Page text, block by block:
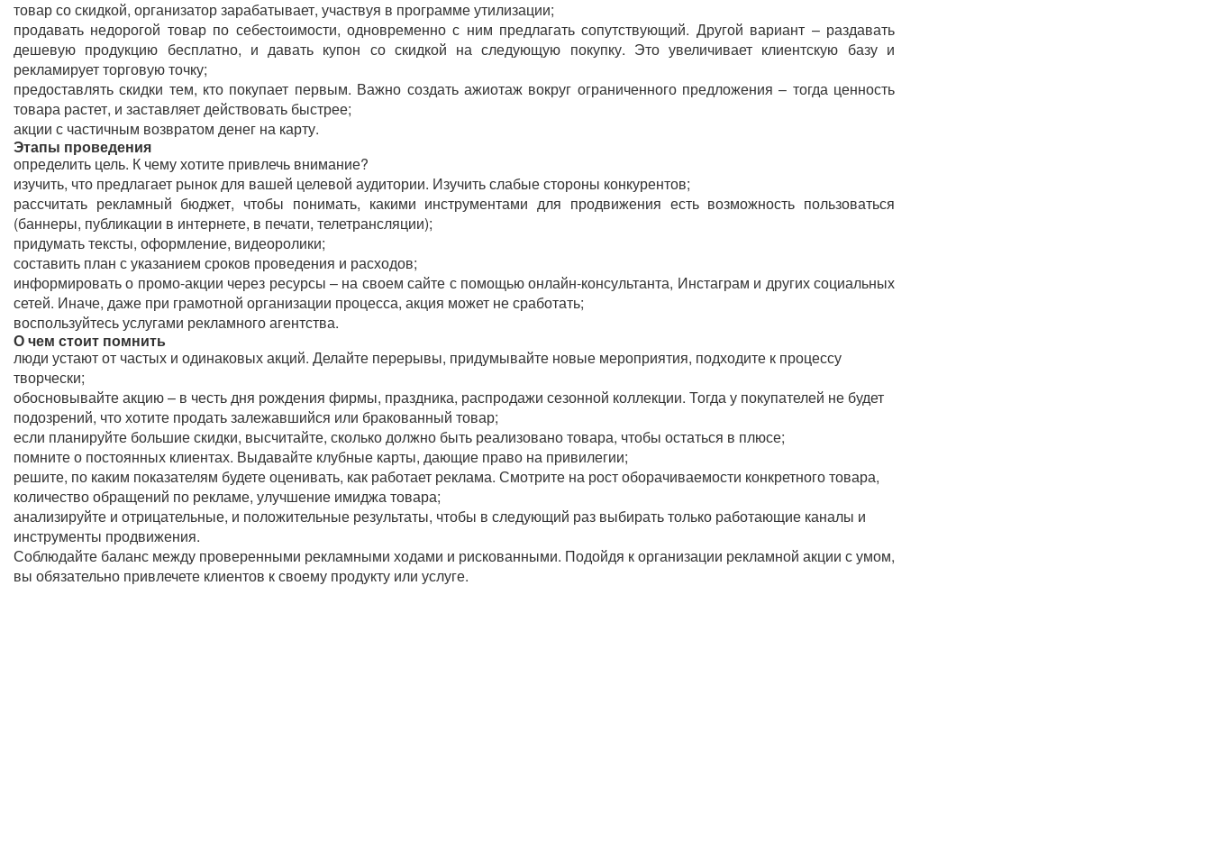
товар со скидкой, организатор зарабатывает, участвуя в программе утилизации;
продавать недорогой товар по себестоимости, одновременно с ним предлагать сопутствующий. Другой вариант – раздавать
дешевую продукцию бесплатно, и давать купон со скидкой на следующую покупку. Это увеличивает клиентскую базу и
рекламирует торговую точку;
предоставлять скидки тем, кто покупает первым. Важно создать ажиотаж вокруг ограниченного предложения – тогда ценность
товара растет, и заставляет действовать быстрее;
акции с частичным возвратом денег на карту.
Этапы проведения
определить цель. К чему хотите привлечь внимание?
изучить, что предлагает рынок для вашей целевой аудитории. Изучить слабые стороны конкурентов;
рассчитать рекламный бюджет, чтобы понимать, какими инструментами для продвижения есть возможность пользоваться
(баннеры, публикации в интернете, в печати, телетрансляции);
придумать тексты, оформление, видеоролики;
составить план с указанием сроков проведения и расходов;
информировать о промо-акции через ресурсы – на своем сайте с помощью онлайн-консультанта, Инстаграм и других социальных
сетей. Иначе, даже при грамотной организации процесса, акция может не сработать;
воспользуйтесь услугами рекламного агентства.
О чем стоит помнить
люди устают от частых и одинаковых акций. Делайте перерывы, придумывайте новые мероприятия, подходите к процессу
творчески;
обосновывайте акцию – в честь дня рождения фирмы, праздника, распродажи сезонной коллекции. Тогда у покупателей не будет
подозрений, что хотите продать залежавшийся или бракованный товар;
если планируйте большие скидки, высчитайте, сколько должно быть реализовано товара, чтобы остаться в плюсе;
помните о постоянных клиентах. Выдавайте клубные карты, дающие право на привилегии;
решите, по каким показателям будете оценивать, как работает реклама. Смотрите на рост оборачиваемости конкретного товара,
количество обращений по рекламе, улучшение имиджа товара;
анализируйте и отрицательные, и положительные результаты, чтобы в следующий раз выбирать только работающие каналы и
инструменты продвижения.
Соблюдайте баланс между проверенными рекламными ходами и рискованными. Подойдя к организации рекламной акции с умом,
вы обязательно привлечете клиентов к своему продукту или услуге.